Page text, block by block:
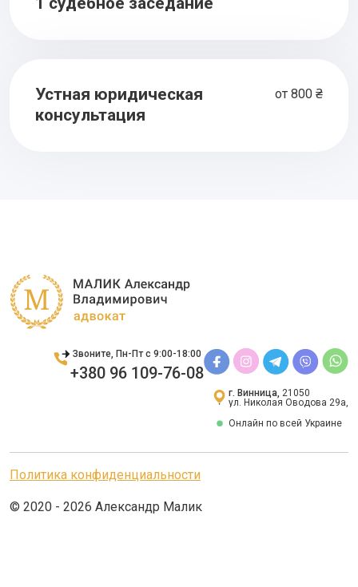
от 800 ₴
Устная юридическая
консультация
Звоните, Пн-Пт с 9:00-18:00
+380 96 109-76-08
г. Винница, 21050
ул. Николая Оводова 29а,
Онлайн по всей Украине
Политика конфиденциальности
© 2020 - 2026 Александр Малик